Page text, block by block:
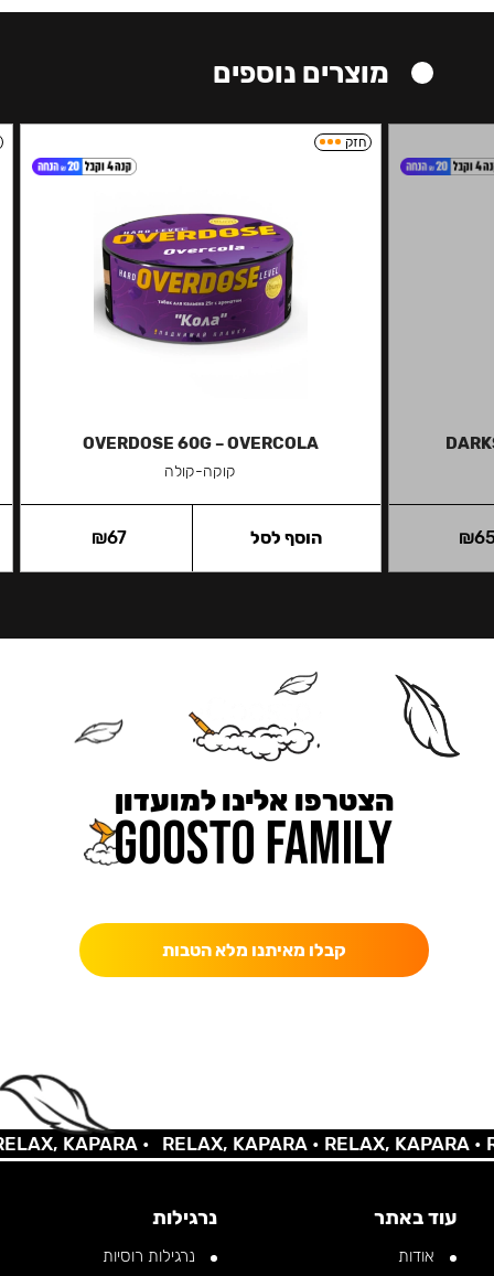
מוצרים נוספים
₪
חזק
OVERDOSE 60G – OVERCOLA
קוקה-קולה
₪67 הוסף לסל
הצטרפו אלינו למועדון
קבלו מאיתנו מלא הטבות
KAPARA • RELAX, KAPARA •RELAX, KAPARA •
עוד באתר
אודות
נרגילות
נרגילות רוסיות